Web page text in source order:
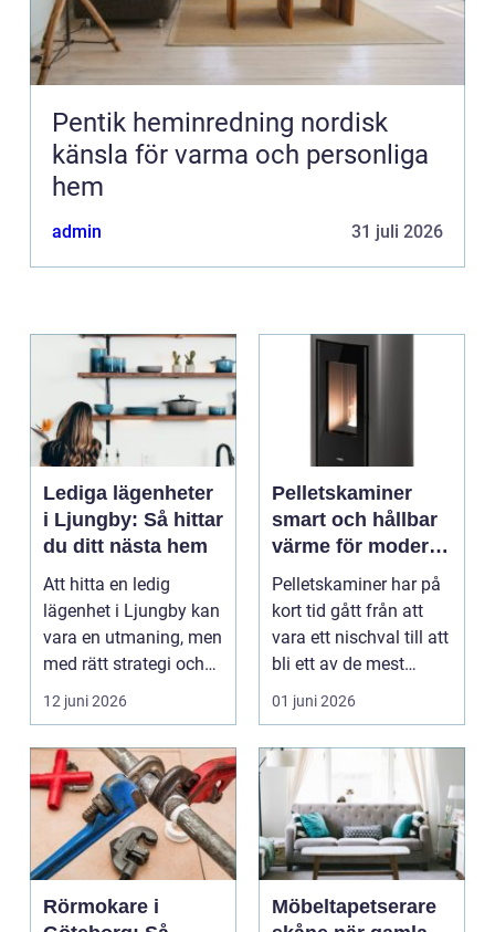
Pentik heminredning nordisk
känsla för varma och personliga
hem
admin 31 juli 2026
Lediga lägenheter
i Ljungby: Så hittar
du ditt nästa hem
Att hitta en ledig
lägenhet i Ljungby kan
vara en utmaning, men
med rätt strategi och
info...
12 juni 2026
Pelletskaminer
smart och hållbar
värme för moderna
hem
Pelletskaminer har på
kort tid gått från att
vara ett nischval till att
bli ett av de mest
intressan...
01 juni 2026
Rörmokare i
Möbeltapetserare